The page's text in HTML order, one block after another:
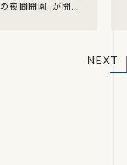
夜間開園」が開催
NEXT